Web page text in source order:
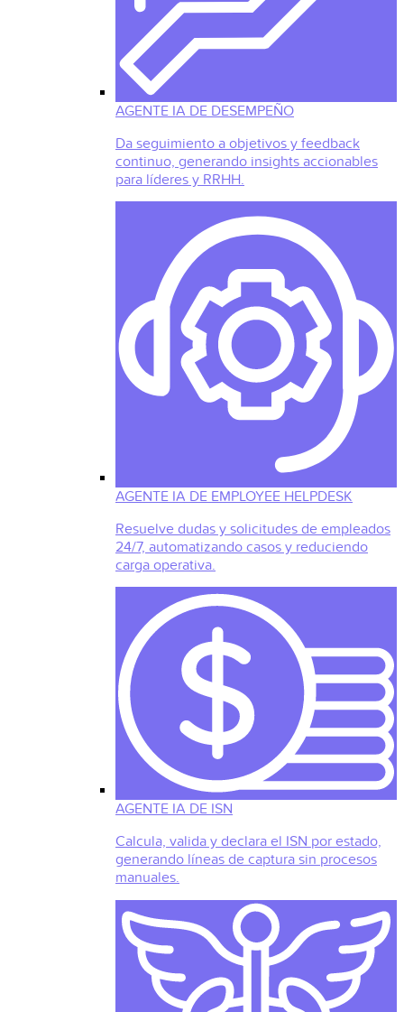
AGENTE IA DE DESEMPEÑO
Da seguimiento a objetivos y feedback
continuo, generando insights accionables
para líderes y RRHH.
AGENTE IA DE EMPLOYEE HELPDESK
Resuelve dudas y solicitudes de empleados
24/7, automatizando casos y reduciendo
carga operativa.
AGENTE IA DE ISN
Calcula, valida y declara el ISN por estado,
generando líneas de captura sin procesos
manuales.